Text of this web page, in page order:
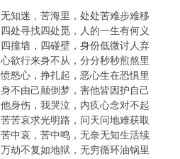
无知迷，苦海里，处处苦难步难移
四处寻找四处觅，人的一生有何义
四撞墙，四碰壁，身份低微讨人弃
心欲行来身不从，分分秒秒煎熬里
愤怒心，挣扎起，恶心生在恐惧里
身不由己颠倒梦，害他皆因护自己
他身伤，我哭泣，内疚心念对不起
苦苦哀求光明路，问天问地难获取
苦中哀，苦中鸣，无奈无知生活续
万劫不复如地狱，无穷循环油锅里